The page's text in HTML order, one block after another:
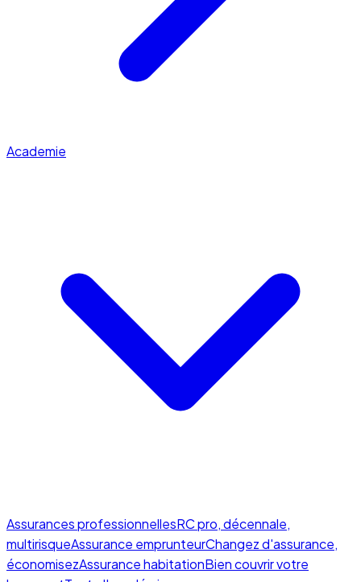
Academie
Assurances professionnellesRC pro, décennale,
multirisqueAssurance emprunteurChangez d'assurance,
économisezAssurance habitationBien couvrir votre